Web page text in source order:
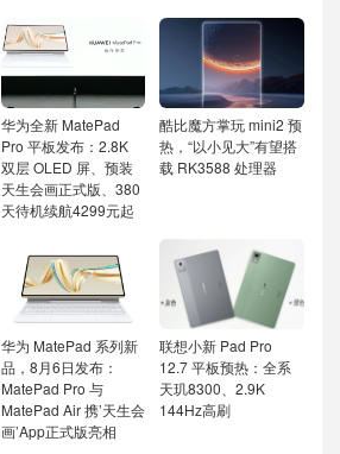
华为全新 MatePad
Pro 平板发布：2.8K
双层 OLED 屏、预装
天生会画正式版、380
天待机续航4299元起
酷比魔方掌玩 mini2 预
热，“以小见大”有望搭
载 RK3588 处理器
华为 MatePad 系列新
品，8月6日发布：
MatePad Pro 与
MatePad Air 携’天生会
画’App正式版亮相
联想小新 Pad Pro
12.7 平板预热：全系
天玑8300、2.9K
144Hz高刷